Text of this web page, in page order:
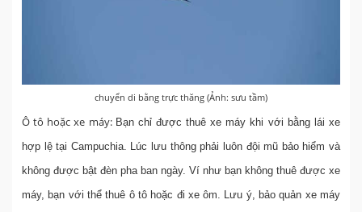
chuyển di bằng trực thăng (Ảnh: sưu tầm)
Ô tô hoặc xe máy: Bạn chỉ được thuê xe máy khi với bằng lái xe
hợp lệ tại Campuchia. Lúc lưu thông phải luôn đội mũ bảo hiểm và
không được bật đèn pha ban ngày. Ví như bạn không thuê được xe
máy, bạn với thể thuê ô tô hoặc đi xe ôm. Lưu ý, bảo quản xe máy